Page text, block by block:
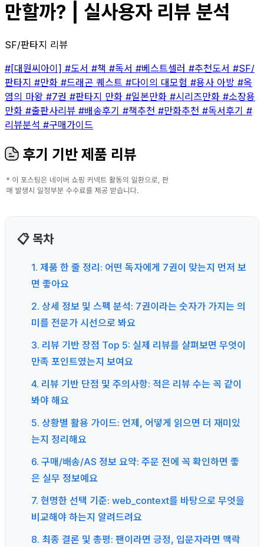
만할까? | 실사용자 리뷰 분석
SF/판타지 리뷰
#[대원씨아이] #도서 #책 #독서 #베스트셀러 #추천도서 #SF/
판타지 #만화 #드래곤 퀘스트 #다이의 대모험 #용사 아방 #옥
염의 마왕 #7권 #판타지 만화 #일본만화 #시리즈만화 #소장용
만화 #출판사리뷰 #배송후기 #책추천 #만화추천 #독서후기 #
리뷰분석 #구매가이드
후기 기반 제품 리뷰
📋 목차
1. 제품 한 줄 정리: 어떤 독자에게 7권이 맞는지 먼저 보
면 좋아요
2. 상세 정보 및 스펙 분석: 7권이라는 숫자가 가지는 의
미를 전문가 시선으로 봐요
3. 리뷰 기반 장점 Top 5: 실제 리뷰를 살펴보면 무엇이
만족 포인트였는지 보여요
4. 리뷰 기반 단점 및 주의사항: 적은 리뷰 수는 꼭 같이
봐야 해요
5. 상황별 활용 가이드: 언제, 어떻게 읽으면 더 재미있
는지 정리해요
6. 구매/배송/AS 정보 요약: 주문 전에 꼭 확인하면 좋
은 실무 정보예요
7. 현명한 선택 기준: web_context를 바탕으로 무엇을
비교해야 하는지 알려드려요
8. 최종 결론 및 총평: 팬이라면 긍정, 입문자라면 맥락